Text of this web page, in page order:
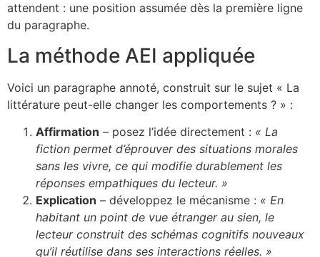
attendent : une position assumée dès la première ligne
du paragraphe.
La méthode AEI appliquée
Voici un paragraphe annoté, construit sur le sujet « La
littérature peut-elle changer les comportements ? » :
Affirmation – posez l’idée directement : « La
fiction permet d’éprouver des situations morales
sans les vivre, ce qui modifie durablement les
réponses empathiques du lecteur. »
Explication – développez le mécanisme : « En
habitant un point de vue étranger au sien, le
lecteur construit des schémas cognitifs nouveaux
qu’il réutilise dans ses interactions réelles. »